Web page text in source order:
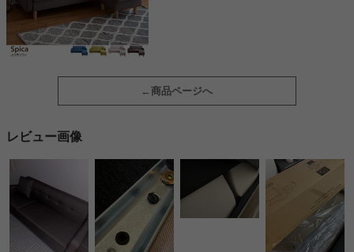
商品ページへ
レビュー画像